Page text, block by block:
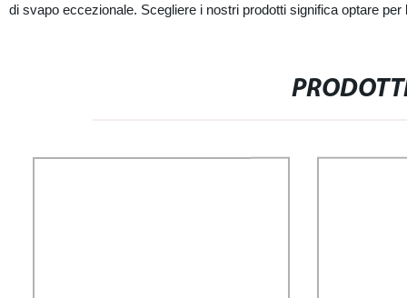
di svapo eccezionale. Scegliere i nostri prodotti significa optare per